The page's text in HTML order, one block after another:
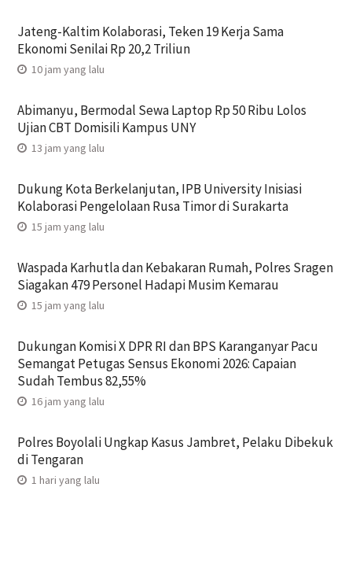
Jateng-Kaltim Kolaborasi, Teken 19 Kerja Sama
Ekonomi Senilai Rp 20,2 Triliun
10 jam yang lalu
Abimanyu, Bermodal Sewa Laptop Rp 50 Ribu Lolos
Ujian CBT Domisili Kampus UNY
13 jam yang lalu
Dukung Kota Berkelanjutan, IPB University Inisiasi
Kolaborasi Pengelolaan Rusa Timor di Surakarta
15 jam yang lalu
Waspada Karhutla dan Kebakaran Rumah, Polres Sragen
Siagakan 479 Personel Hadapi Musim Kemarau
15 jam yang lalu
Dukungan Komisi X DPR RI dan BPS Karanganyar Pacu
Semangat Petugas Sensus Ekonomi 2026: Capaian
Sudah Tembus 82,55%
16 jam yang lalu
Polres Boyolali Ungkap Kasus Jambret, Pelaku Dibekuk
di Tengaran
1 hari yang lalu